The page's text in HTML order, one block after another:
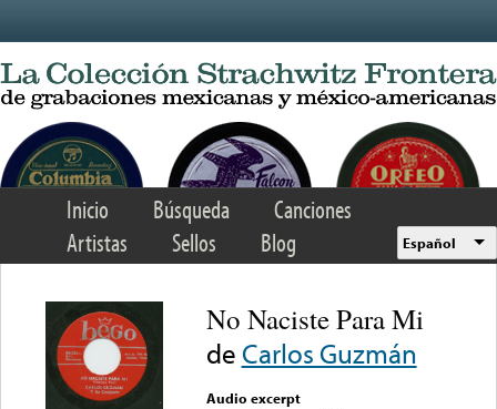
Inicio Búsqueda
Canciones
Artistas
Sellos Blog Español
No Naciste Para Mi
de Carlos Guzmán
Audio excerpt